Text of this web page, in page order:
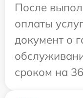
После
оплаты
документ о
сроком на